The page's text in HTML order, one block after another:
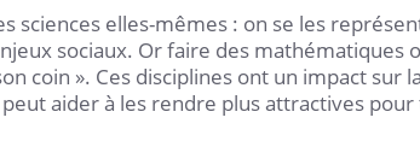
sciences elles-mêmes : on se les
sociaux. Or faire des mathématiques
coin ». Ces disciplines ont un impact sur
aider à les rendre plus attractives